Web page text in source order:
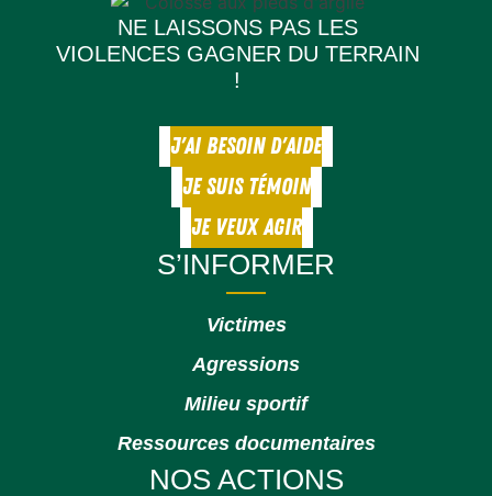
NE LAISSONS PAS LES
VIOLENCES GAGNER DU TERRAIN
!
J'AI BESOIN D'AIDE
JE SUIS TÉMOIN
JE VEUX AGIR
S’INFORMER
Victimes
Agressions
Milieu sportif
Ressources documentaires
NOS ACTIONS